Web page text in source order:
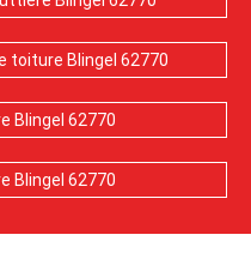
toiture Blingel 62770
Blingel 62770
Blingel 62770